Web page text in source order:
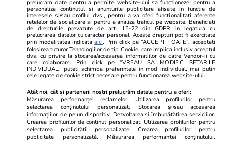
Advertorial
Smart is the new chic: Cum ne
ajută tehnologia să ne reinventăm
Advertorial
Înscrie-te
voucher de
prelucram date pentru a permite website-ului sa functioneze, pentru a
personaliza continutul si anunturile publicitare afisate in functie de
interesele si/sau profilul dvs., pentru a va oferi functionalitati aferente
retelelor de socializare si pentru a analiza traficul pe website. Beneficiati
de drepturile prevazute de art. 15-22 din GDPR in legatura cu
prelucrarea datelor cu caracter personal. Aceste drepturi pot fi exercitate
prin modalitatea indicataaici. Prin click pe “ACCEPT TOATE”, acceptati
folosirea tuturor Tehnologiilor de tip Cookie, care implica inclusiv acceptul
dvs. cu privire la stocarea/accesarea informatiilor de catre Vendor-ii cu
care colaboram. Prin click pe “VREAU SA MODIFIC SETARILE
INDIVIDUAL” puteti schimba preferintele in mod individual, mai putin
cele legate de cookie strict necesare pentru functionarea website-ului.
Atât noi, cât și partenerii noștri prelucrăm datele pentru a oferi:
Măsurarea performanței reclamelor. Utilizarea profilurilor pentru
selectarea conținutului personalizat. Stocarea și/sau accesarea
informațiilor de pe un dispozitiv. Dezvoltarea și îmbunătățirea serviciilor.
Crearea profilurilor de conținut personalizat. Utilizarea profilurilor pentru
selectarea publicității personalizate. Crearea profilurilor pentru
publicitate personalizată. Măsurarea performanței conținutului.